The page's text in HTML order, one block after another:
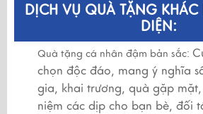
DỊCH VỤ QUÀ TẶNG KHÁC
DIỆN:
Quà tặng cá nhân đậm bản sắc:
chọn độc đáo, mang ý nghĩa
gia, khai trương, quà gặp mặt,
niệm các dịp cho bạn bè, đối